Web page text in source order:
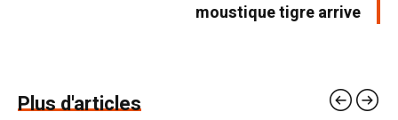
moustique tigre arrive
Plus d'articles